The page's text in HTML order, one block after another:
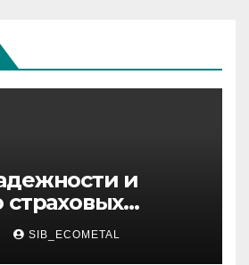
и
страховых
по итогам 2026
SIB_ECOMETAL